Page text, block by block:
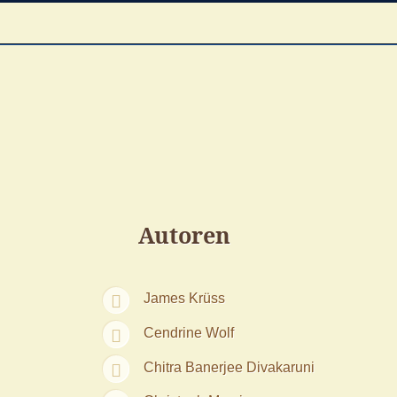
Autoren
James Krüss
Cendrine Wolf
Chitra Banerjee Divakaruni